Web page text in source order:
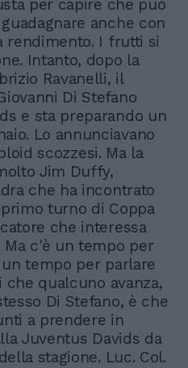
per capire che può
anche con
rendimento. I frutti si
Intanto, dopo la
Ravanelli, il
Di Stefano
e sta preparando un
Lo annunciavano
scozzesi. Ma la
Jim Duffy,
che ha incontrato
turno di Coppa
che interessa
c'è un tempo per
tempo per parlare
che qualcuno avanza,
Di Stefano, è che
a prendere in
Juventus Davids da
stagione. Luc. Col.